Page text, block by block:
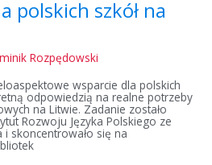
polskich szkół na
Rozpędowski
wsparcie dla polskich
odpowiedzią na realne potrzeby
na Litwie. Zadanie zostało
Rozwoju Języka Polskiego ze
skoncentrowało się na